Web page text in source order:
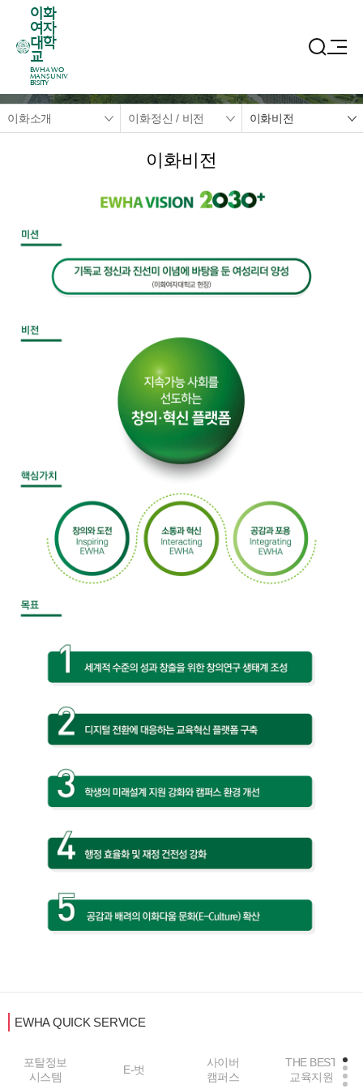
이화
여자
대학
교
EWHA WO
MANS UNIV
ERSITY
이화소개 이화정신 / 비전 이화비전
이화비전
EWHA QUICK SERVICE
포탈정보
시스템
E-벗
사이버
캠퍼스
THE BEST
교육지원